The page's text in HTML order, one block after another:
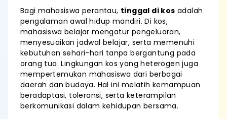
Bagi mahasiswa perantau, tinggal di kos adalah
pengalaman awal hidup mandiri. Di kos,
mahasiswa belajar mengatur pengeluaran,
menyesuaikan jadwal belajar, serta memenuhi
kebutuhan sehari-hari tanpa bergantung pada
orang tua. Lingkungan kos yang heterogen juga
mempertemukan mahasiswa dari berbagai
daerah dan budaya. Hal ini melatih kemampuan
beradaptasi, toleransi, serta keterampilan
berkomunikasi dalam kehidupan bersama.